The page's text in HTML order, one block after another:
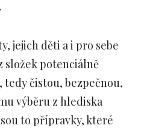
jejich děti a i pro sebe
složek potenciálně
tedy čistou, bezpečnou,
výběru z hlediska
to přípravky, které